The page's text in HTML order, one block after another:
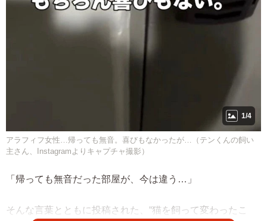
1/4
アラフィフ女性…帰っても無音。喜びもなかったが…（テンくんの飼い
主さん、Instagramよりキャプチャ撮影）
「帰っても無音だった部屋が、今は違う…」
そんな言葉とともに投稿された、“猫を飼って変わったこ